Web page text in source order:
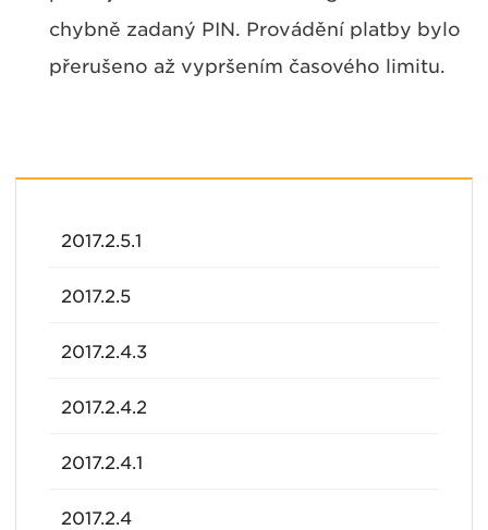
chybně zadaný PIN. Provádění platby bylo
přerušeno až vypršením časového limitu.
2017.2.5.1
2017.2.5
2017.2.4.3
2017.2.4.2
2017.2.4.1
2017.2.4